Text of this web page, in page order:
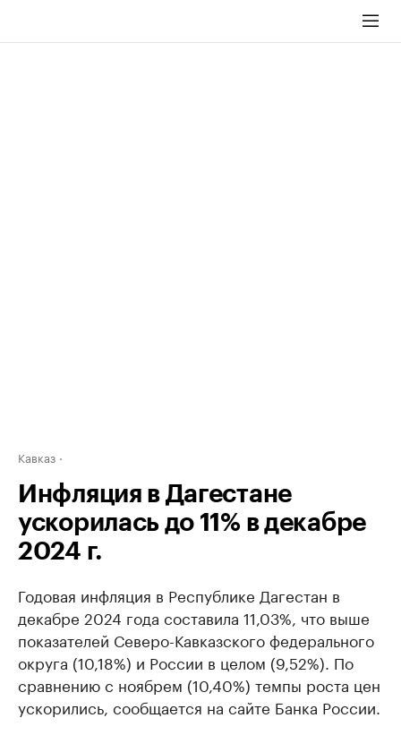
Кавказ
Инфляция в Дагестане
ускорилась до 11% в декабре
2024 г.
Годовая инфляция в Республике Дагестан в
декабре 2024 года составила 11,03%, что выше
показателей Северо-Кавказского федерального
округа (10,18%) и России в целом (9,52%). По
сравнению с ноябрем (10,40%) темпы роста цен
ускорились, сообщается на сайте Банка России.